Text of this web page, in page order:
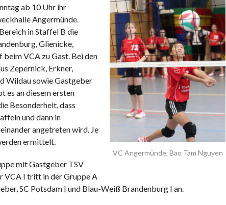
VC Angermünde, Bao Tam Nguyen
ab 10 Uhr ihr
Angermünde.
in Staffel B die
Glienicke,
beim VCA zu Gast. Bei den
Zepernick, Erkner,
Wildau sowie Gastgeber
es an diesem ersten
Besonderheit, dass
und dann in
angetreten wird. Je
ermittelt.
mit Gastgeber TSV
VCA I tritt in der Gruppe A
SC Potsdam I und Blau-Weiß Brandenburg I an.